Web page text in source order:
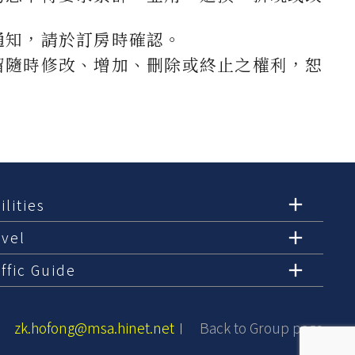
，請於訂房時確認。
時修改、增加、刪除或終止之權利，恕
Guide
zk.hofong@msa.hinet.net︱ Back to Group page